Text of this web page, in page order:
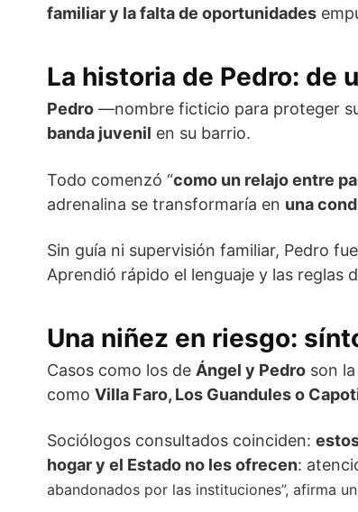
familiar y la falta de oportunidades
La historia de Pedro: de
Pedro —nombre ficticio para proteger
banda juvenil en su barrio.
Todo comenzó “como un relajo entre
adrenalina se transformaría en una
Sin guía ni supervisión familiar, Pedro fue
Aprendió rápido el lenguaje y las reglas
Una niñez en riesgo:
Casos como los de Ángel y Pedro son
como Villa Faro, Los Guandules o
Sociólogos consultados coinciden:
hogar y el Estado no les ofrecen:
abandonados por las instituciones”, afirma